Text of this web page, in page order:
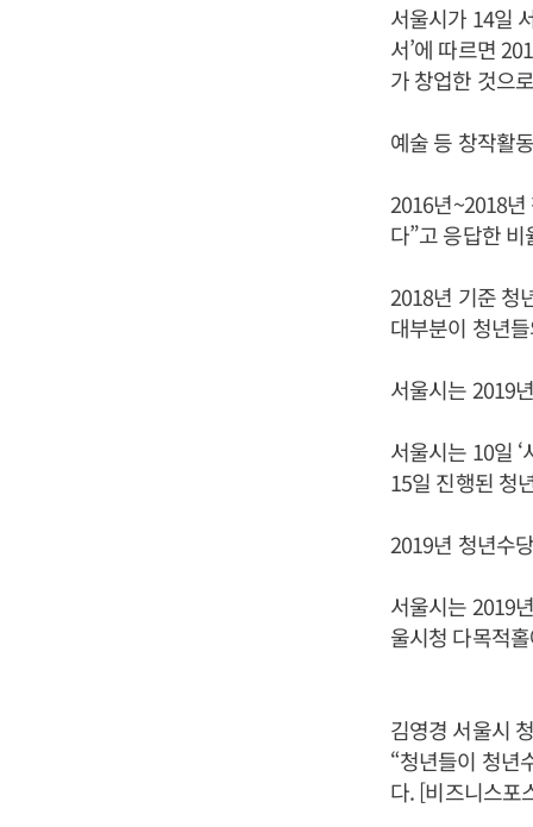
서울시가 14일
서’에 따르면
가 창업한 것으
예술 등 창작활
2016년~2018
다”고 응답한
2018년 기준 청
대부분이 청년
서울시는 2019
서울시는 10일
15일 진행된 청
2019년 청년수
서울시는 2019
울시청 다목적
김영경 서울시
“청년들이 청년
다. [비즈니스포